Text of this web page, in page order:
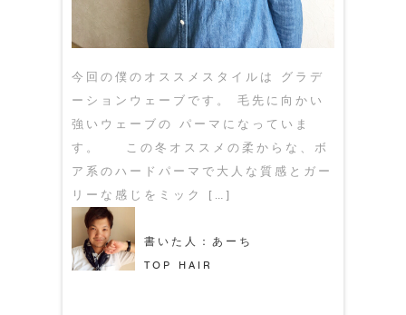
今回の僕のオススメスタイルは グラデ
ーションウェーブです。 毛先に向かい
強いウェーブの パーマになっていま
す。 この冬オススメの柔からな、ボ
ア系のハードパーマで大人な質感とガー
リーな感じをミック […]
書いた人：あーち
TOP HAIR